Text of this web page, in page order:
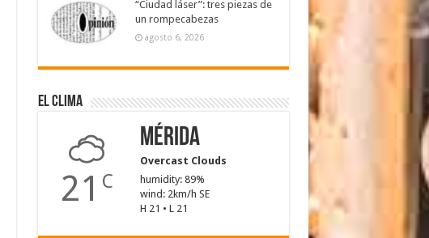
“Ciudad láser”: tres piezas de
un rompecabezas
agosto 6, 2026
El Clima
21 C
Mérida
Overcast Clouds
humidity: 89%
wind: 2km/h SE
H 21 • L 21